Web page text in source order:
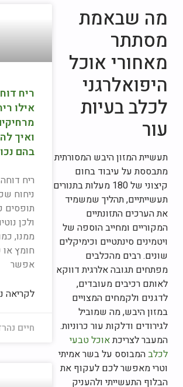
מה שבאמת
מסתתר
מאחורי אוכל
היפואלרגני
לכלב בעיות
עור
תעשיית המזון היבש המסורתית
מתבססת על עיבוד בחום
קיצוני של 180 מעלות בתנורים
תעשייתיים, תהליך שמשמיד
את הערכים התזונתיים
המקוריים ומחייב הוספה של
ויטמינים סינתטיים וכימיקלים
שונים. רבים מהכלבים
מפתחים תגובה אלרגית דווקא
לאותם רכיבים מעובדים,
לדגנים ולקמחים המצויים
במזון היבש, מה שמוביל
לגירודים ודלקות עור כרוניות.
המעבר לצריכתאוכל טבעי
לכלבהמבוסס על בשר אמיתי
וטרי מאפשר לכם לעקוף את
הבלוף התעשייתי ולהעניק
ריח
אילו
ואיך
בהם
ריח
ניחוח
תופסים
ולכן
ממנו,
חומץ
אפשר
לקריאה
חיים